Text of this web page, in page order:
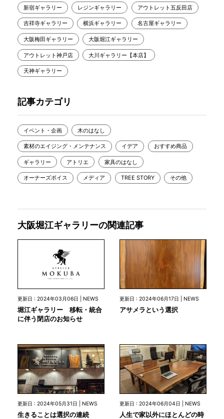
新宿ギャラリー レジンギャラリー アウトレット五反田店
吉祥寺ギャラリー 横浜ギャラリー 名古屋ギャラリー
大阪梅田ギャラリー 大阪堀江ギャラリー
アウトレット神戸店 大川ギャラリー【本店】
天神ギャラリー
記事カテゴリ
イベント・企画 木のはなし
素材のエイジング・メンテナンス イデア おすすめ商品
ギャラリー アトリエ 家具のはなし
オーナーズボイス メディア TREE STORY その他
大阪堀江ギャラリーの関連記事
更新日 : 2024年03月06日 | NEWS
堀江ギャラリー 移転・統合
に伴う閉店のお知らせ
更新日 : 2024年06月17日 | NEWS
アサメラという選択
更新日 : 2024年05月31日 | NEWS
生きることは選択の連続
更新日 : 2024年06月04日 | NEWS
人生で家以外にほとんどの時